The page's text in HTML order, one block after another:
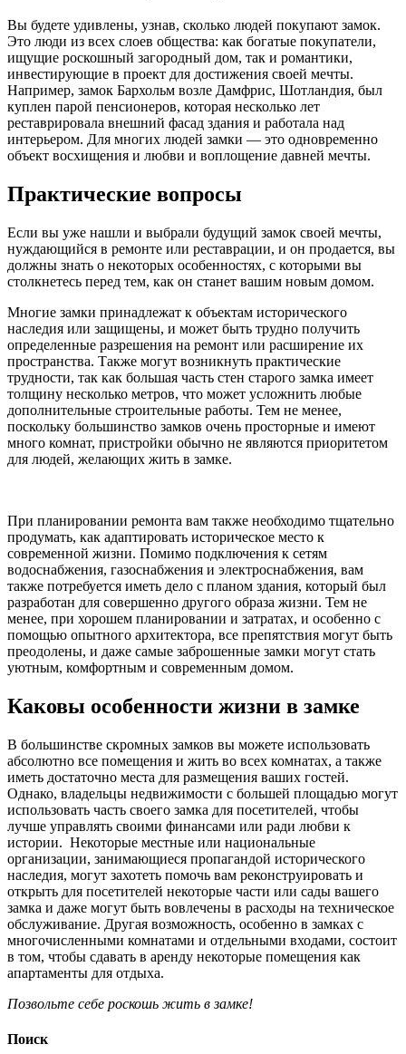
Вы будете удивлены, узнав, сколько людей покупают замок.
Это люди из всех слоев общества: как богатые покупатели,
ищущие роскошный загородный дом, так и романтики,
инвестирующие в проект для достижения своей мечты.
Например, замок Бархольм возле Дамфрис, Шотландия, был
куплен парой пенсионеров, которая несколько лет
реставрировала внешний фасад здания и работала над
интерьером. Для многих людей замки — это одновременно
объект восхищения и любви и воплощение давней мечты.
Практические вопросы
Если вы уже нашли и выбрали будущий замок своей мечты,
нуждающийся в ремонте или реставрации, и он продается, вы
должны знать о некоторых особенностях, с которыми вы
столкнетесь перед тем, как он станет вашим новым домом.
Многие замки принадлежат к объектам исторического
наследия или защищены, и может быть трудно получить
определенные разрешения на ремонт или расширение их
пространства. Также могут возникнуть практические
трудности, так как большая часть стен старого замка имеет
толщину несколько метров, что может усложнить любые
дополнительные строительные работы. Тем не менее,
поскольку большинство замков очень просторные и имеют
много комнат, пристройки обычно не являются приоритетом
для людей, желающих жить в замке.
При планировании ремонта вам также необходимо тщательно
продумать, как адаптировать историческое место к
современной жизни. Помимо подключения к сетям
водоснабжения, газоснабжения и электроснабжения, вам
также потребуется иметь дело с планом здания, который был
разработан для совершенно другого образа жизни. Тем не
менее, при хорошем планировании и затратах, и особенно с
помощью опытного архитектора, все препятствия могут быть
преодолены, и даже самые заброшенные замки могут стать
уютным, комфортным и современным домом.
Каковы особенности жизни в замке
В большинстве скромных замков вы можете использовать
абсолютно все помещения и жить во всех комнатах, а также
иметь достаточно места для размещения ваших гостей.
Однако, владельцы недвижимости с большей площадью могут
использовать часть своего замка для посетителей, чтобы
лучше управлять своими финансами или ради любви к
истории. Некоторые местные или национальные
организации, занимающиеся пропагандой исторического
наследия, могут захотеть помочь вам реконструировать и
открыть для посетителей некоторые части или сады вашего
замка и даже могут быть вовлечены в расходы на техническое
обслуживание. Другая возможность, особенно в замках с
многочисленными комнатами и отдельными входами, состоит
в том, чтобы сдавать в аренду некоторые помещения как
апартаменты для отдыха.
Позвольте себе роскошь жить в замке!
Поиск